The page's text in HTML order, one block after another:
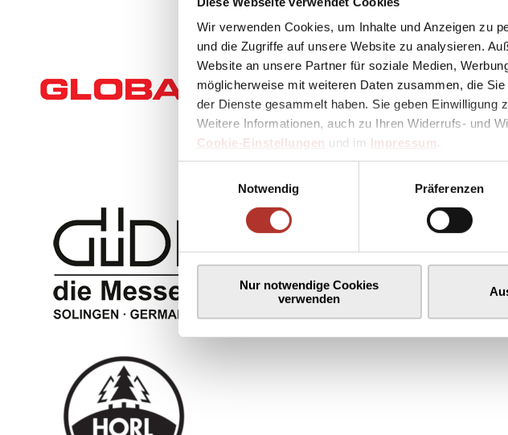
Wir verwenden Cookies, um Inhalte und Anzeigen zu
und die Zugriffe auf unsere Website zu analysieren.
Website an unsere Partner für soziale Medien,
möglicherweise mit weiteren Daten zusammen, die
der Dienste gesammelt haben. Sie geben Einwilligung
Weitere Informationen, auch zu Ihren Widerrufs- und
Cookie-Einstellungen und im Impressum
Notwendig
Präferenzen
Nur notwendige Cookies
verwenden